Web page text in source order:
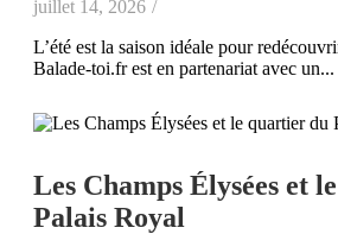
juillet 14, 2026 /
L’été est la saison idéale pour
Balade-toi.fr est en partenariat avec un...
Les Champs Élysées et
Palais Royal